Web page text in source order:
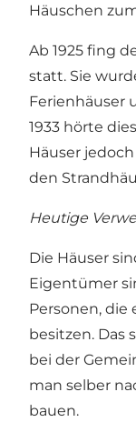
Häuschen
Ab 1925 fing
statt. Sie
Ferienhäuser
1933 hörte
Häuser
den
Heutige
Die Häuser
Eigentümer
Personen, die
besitzen. Das
bei der
man selber
bauen.